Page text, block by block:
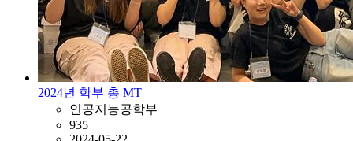
2024년 학부 총 MT
인공지능공학부
935